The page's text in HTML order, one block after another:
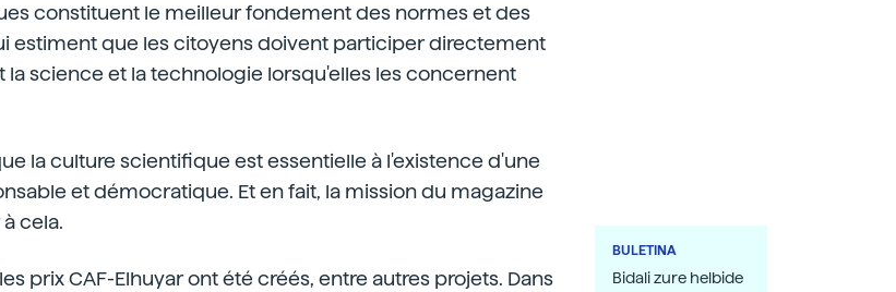
constituent le meilleur fondement des normes et des
estiment que les citoyens doivent participer directement
la science et la technologie lorsqu'elles les concernent
la culture scientifique est essentielle à l'existence d'une
et démocratique. Et en fait, la mission du magazine
cela.
prix CAF-Elhuyar ont été créés, entre autres projets. Dans
BULETINA
Bidali zure helbide